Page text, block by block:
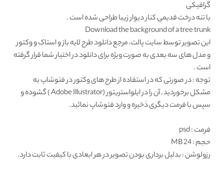
گرافیکی
با تنه درخت قدیمی کنار دیوار زیبا طراحی شده است .
Download the background of a tree trunk
این تصویر توسط سایت پالت، مرجعدانلود طرح لایه بازو استاک و وکتور
و مدل های سه بعدی به صورت ویژه برای دانلود در اختیار شما قرار گرفته
است .
توجه : در صورتی که در استفاده از طرح های وکتور در فتوشاپ به
مشکل برخوردید , آن را در ایلواستریتور (Adobe Illustrator ) گشوده و
سپس با فرمت دیگری ذخیره و وارد فتوشاپ نمائید.
فرمت: psd
حجم : 24 MB
رزولوشن: بدلیل برداری بودن تصویر در هر ابعادی با کیفیت ثابت دارد.